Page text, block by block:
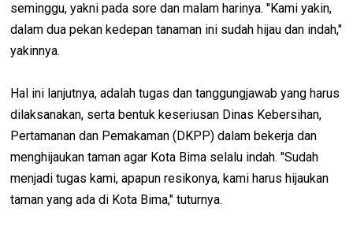
seminggu, yakni pada sore dan malam harinya. "Kami yakin,
dalam dua pekan kedepan tanaman ini sudah hijau dan indah,"
yakinnya.
Hal ini lanjutnya, adalah tugas dan tanggungjawab yang harus
dilaksanakan, serta bentuk keseriusan Dinas Kebersihan,
Pertamanan dan Pemakaman (DKPP) dalam bekerja dan
menghijaukan taman agar Kota Bima selalu indah. "Sudah
menjadi tugas kami, apapun resikonya, kami harus hijaukan
taman yang ada di Kota Bima," tuturnya.